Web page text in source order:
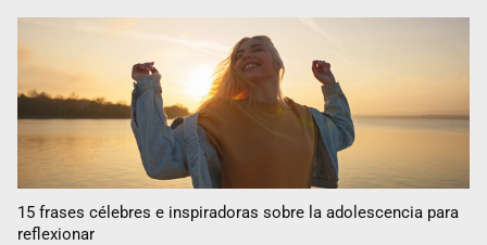
15 frases célebres e inspiradoras sobre la adolescencia para
reflexionar